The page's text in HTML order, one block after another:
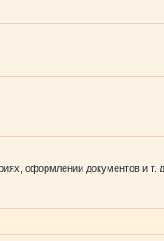
оформлении документов и т.